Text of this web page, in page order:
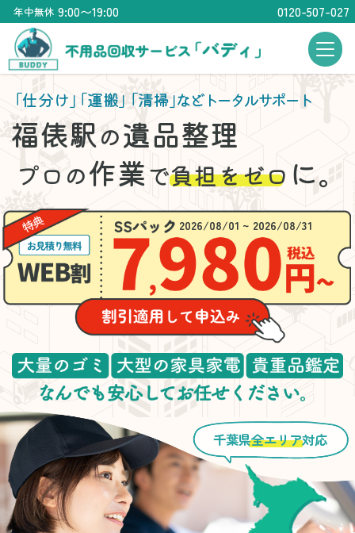
年中無休 9:00〜19:00 0120-507-027
「仕分け」「運搬」「清掃」などトータルサポート
福俵駅の遺品整理
プロの作業で負担をゼロ に。
2026/08/01 ~ 2026/08/31
千葉県全エリア対応